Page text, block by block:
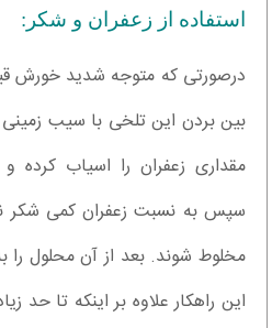
استفاده از زعفران و شکر:
درصورتی که متوجه شدید خورش
بین بردن این تلخی با سیب
مقداری زعفران را اسیاب
سپس به نسبت زعفران کمی شکر
مخلوط شوند. بعد از آن محلول را
این راهکار علاوه بر اینکه تا